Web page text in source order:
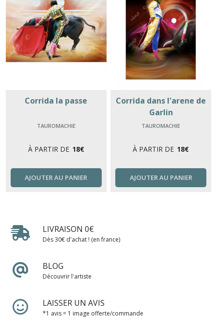
Corrida la passe
TAUROMACHIE
À PARTIR DE 18€
AJOUTER AU PANIER
Corrida dans l'arene de
Garlin
TAUROMACHIE
À PARTIR DE 18€
AJOUTER AU PANIER
LIVRAISON 0€
Dès 30€ d'achat ! (en france)
BLOG
Découvrir l'artiste
LAISSER UN AVIS
*1 avis = 1 image offerte/commande